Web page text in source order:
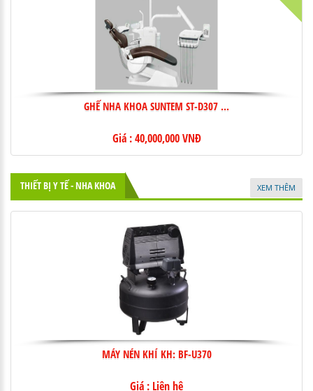
GHẾ NHA KHOA SUNTEM ST-D307 ...
Giá : 40,000,000 VNĐ
THIẾT BỊ Y TẾ - NHA KHOA XEM THÊM
MÁY NÉN KHÍ KH: BF-U370
Giá : Liên hệ